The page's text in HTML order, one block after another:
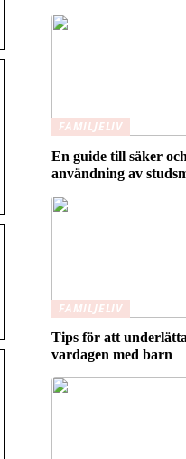
FAMILJELIV
En guide till säker
användning av
FAMILJELIV
Tips för att underlätta
vardagen med barn